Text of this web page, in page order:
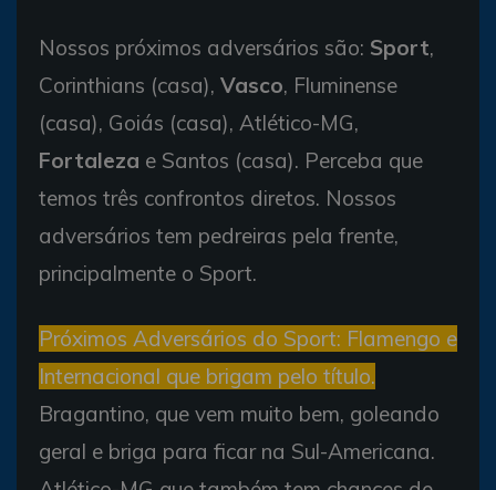
Nossos próximos adversários são: Sport,
Corinthians (casa), Vasco, Fluminense
(casa), Goiás (casa), Atlético-MG,
Fortaleza e Santos (casa). Perceba que
temos três confrontos diretos. Nossos
adversários tem pedreiras pela frente,
principalmente o Sport.
Próximos Adversários do Sport: Flamengo e
Internacional que brigam pelo título.
Bragantino, que vem muito bem, goleando
geral e briga para ficar na Sul-Americana.